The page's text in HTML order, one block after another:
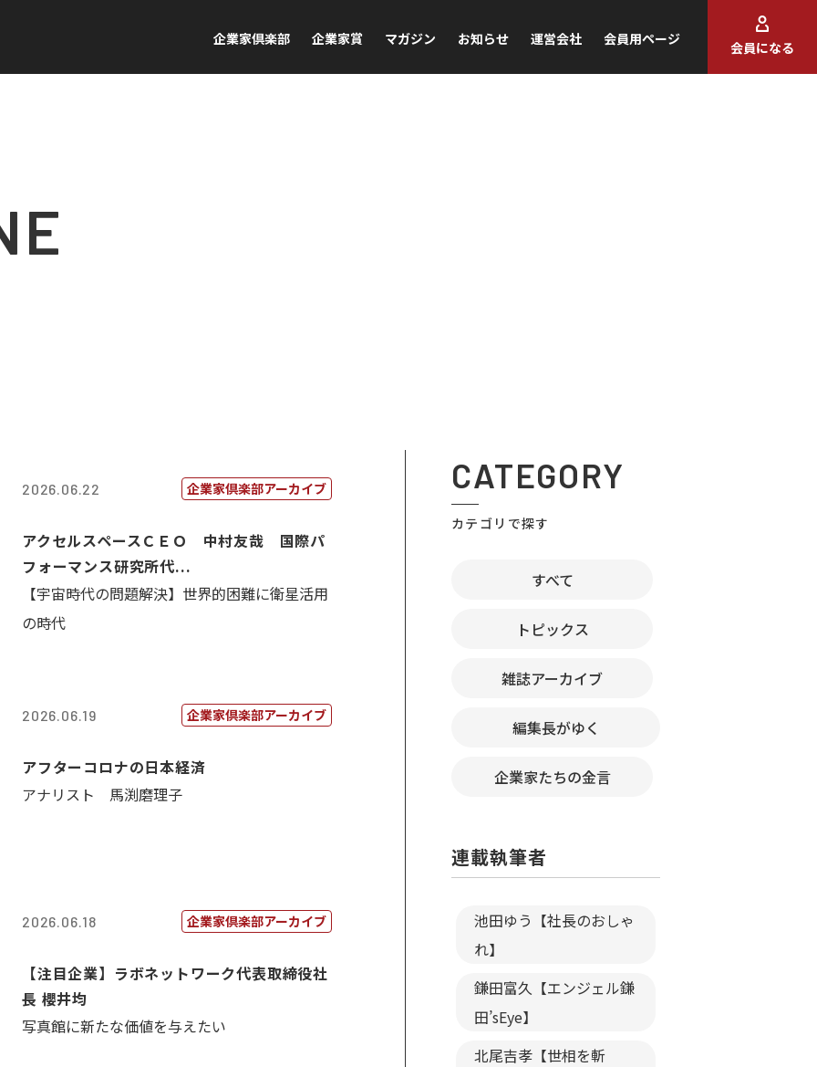
企業家倶楽部 企業家賞 マガジン お知らせ 運営会社 会員用ページ
会員になる
2026.06.22 企業家倶楽部アーカイブ
アクセルスペースＣＥＯ 中村友哉 国際パ
フォーマンス研究所代...
【宇宙時代の問題解決】世界的困難に衛星活用
の時代
2026.06.19 企業家倶楽部アーカイブ
アフターコロナの日本経済
アナリスト 馬渕磨理子
2026.06.18 企業家倶楽部アーカイブ
【注目企業】ラボネットワーク代表取締役社
長 櫻井均
写真館に新たな価値を与えたい
CATEGORY
カテゴリで探す
すべて
トピックス
雑誌アーカイブ
編集長がゆく
企業家たちの金言
連載執筆者
池田ゆう【社長のおしゃ
れ】
鎌田富久【エンジェル鎌
田’sEye】
北尾吉孝【世相を斬